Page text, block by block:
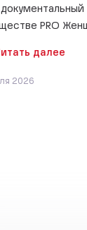
PRO
далее
2026